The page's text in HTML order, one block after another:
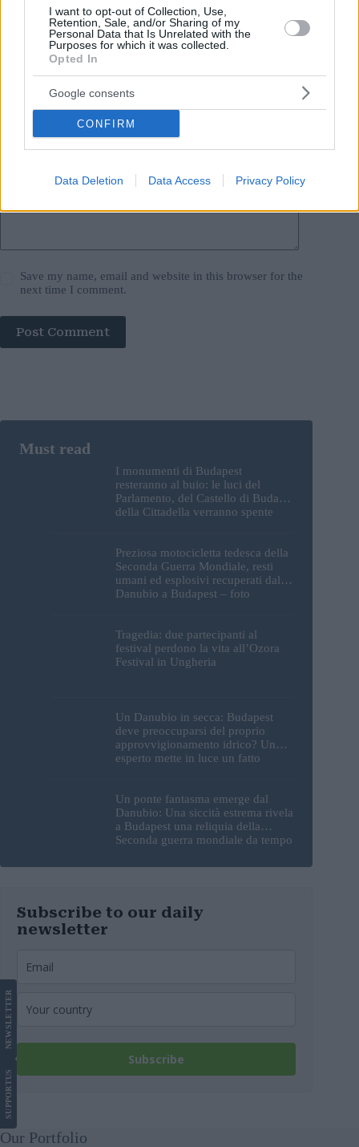
I want to opt-out of Collection, Use,
Retention, Sale, and/or Sharing of my
Personal Data that Is Unrelated with the
Purposes for which it was collected.
Opted In
Google consents
CONFIRM
Data Deletion Data Access Privacy Policy
*
Save my name, email and website in this browser for the
next time I comment.
Post Comment
I monumenti di Budapest
resteranno al buio: le luci del
Parlamento, del Castello di Buda e
della Cittadella verranno spente
Preziosa motocicletta tedesca della
Seconda Guerra Mondiale, resti
umani ed esplosivi recuperati dal
Danubio a Budapest – foto
Tragedia: due partecipanti al
festival perdono la vita all’Ozora
Festival in Ungheria
Un Danubio in secca: Budapest
deve preoccuparsi del proprio
approvvigionamento idrico? Un
esperto mette in luce un fatto
Un ponte fantasma emerge dal
Danubio: Una siccità estrema rivela
a Budapest una reliquia della
Seconda guerra mondiale da tempo
Subscribe to our daily
newsletter
Subscribe
SUPPORT
US
NEWS
LETTER
Our Portfolio